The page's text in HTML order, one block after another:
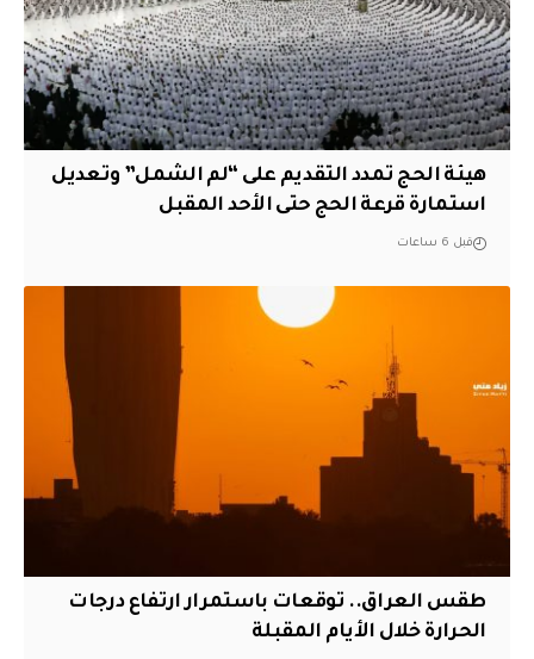
هيئة الحج تمدد التقديم على “لم الشمل” وتعديل
استمارة قرعة الحج حتى الأحد المقبل
قبل 6 ساعات
طقس العراق.. توقعات باستمرار ارتفاع درجات
الحرارة خلال الأيام المقبلة